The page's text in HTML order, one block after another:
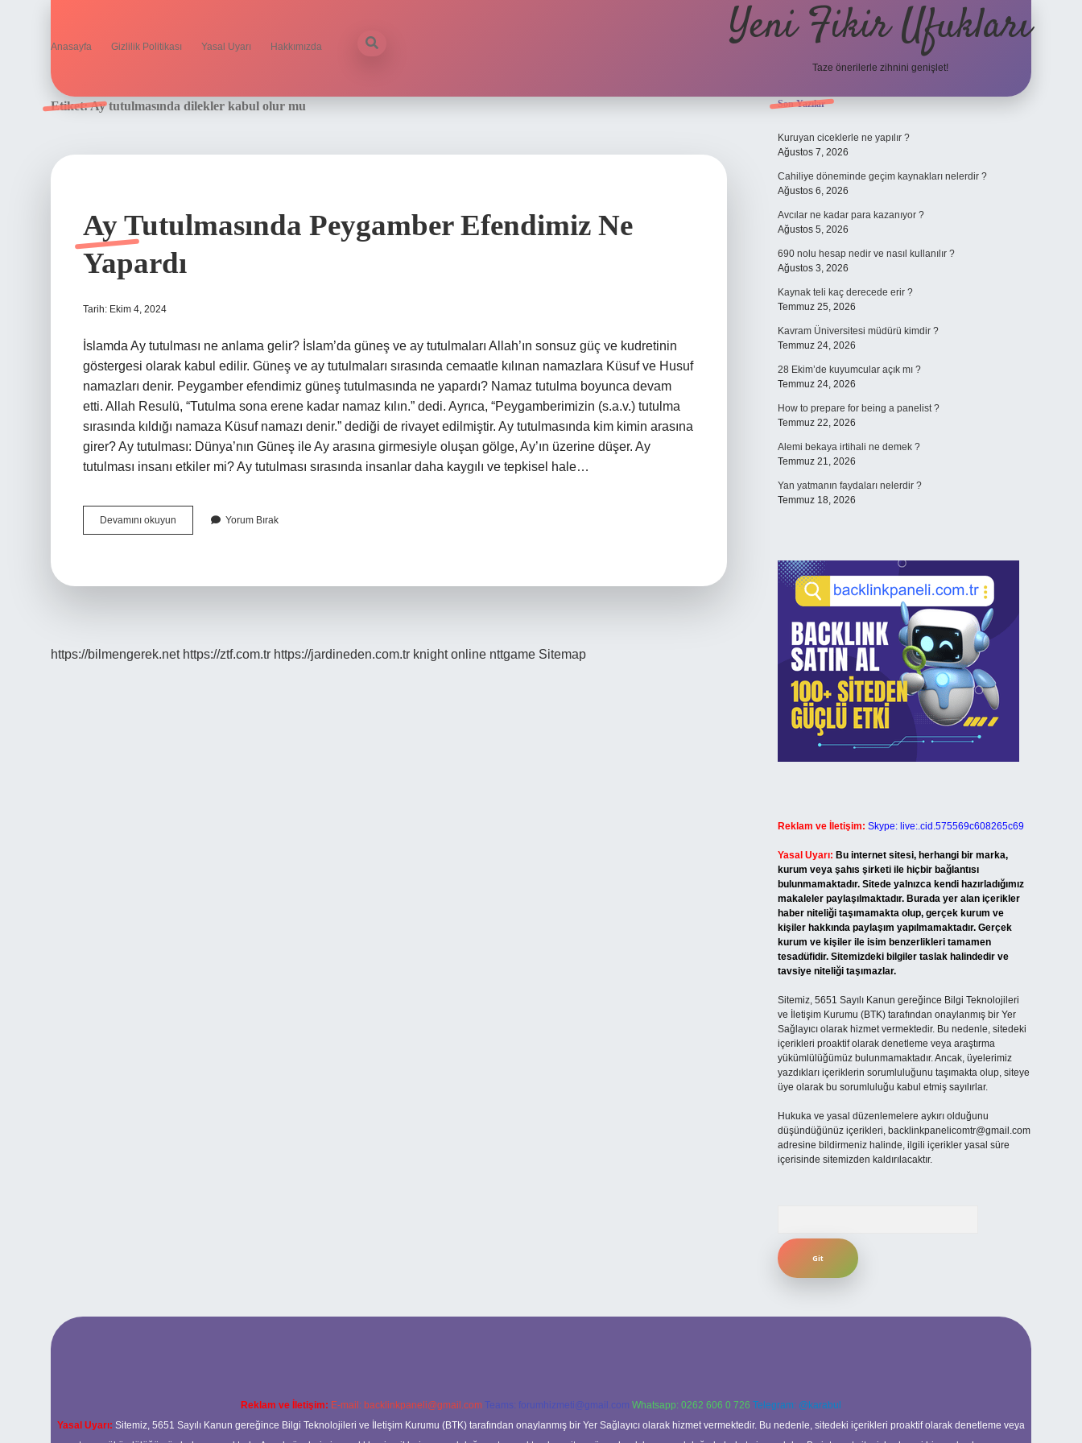
Anasayfa Gizlilik Politikası Yasal Uyarı Hakkımızda Yeni Fikir Ufukları
Taze önerilerle zihnini genişlet!
Etiket:Ay tutulmasında dilekler kabul olur mu
Ay Tutulmasında Peygamber Efendimiz Ne
Yapardı
Tarih: Ekim 4, 2024
İslamda Ay tutulması ne anlama gelir? İslam’da güneş ve ay tutulmaları Allah’ın sonsuz güç ve kudretinin
göstergesi olarak kabul edilir. Güneş ve ay tutulmaları sırasında cemaatle kılınan namazlara Küsuf ve Husuf
namazları denir. Peygamber efendimiz güneş tutulmasında ne yapardı? Namaz tutulma boyunca devam
etti. Allah Resulü, “Tutulma sona erene kadar namaz kılın.” dedi. Ayrıca, “Peygamberimizin (s.a.v.) tutulma
sırasında kıldığı namaza Küsuf namazı denir.” dediği de rivayet edilmiştir. Ay tutulmasında kim kimin arasına
girer? Ay tutulması: Dünya’nın Güneş ile Ay arasına girmesiyle oluşan gölge, Ay’ın üzerine düşer. Ay
tutulması insanı etkiler mi? Ay tutulması sırasında insanlar daha kaygılı ve tepkisel hale…
Devamını okuyun
Tutulmasında
Yorum Bırak
https://bilmengerek.net https://ztf.com.tr https://jardineden.com.tr knight online nttgame Sitemap
Sidebar
Son Yazılar
Kuruyan ciceklerle ne yapılır ?
Ağustos 7, 2026
Cahiliye döneminde geçim kaynakları nelerdir ?
Ağustos 6, 2026
Avcılar ne kadar para kazanıyor ?
Ağustos 5, 2026
690 nolu hesap nedir ve nasıl kullanılır ?
Ağustos 3, 2026
Kaynak teli kaç derecede erir ?
Temmuz 25, 2026
Kavram Üniversitesi müdürü kimdir ?
Temmuz 24, 2026
28 Ekim’de kuyumcular açık mı ?
Temmuz 24, 2026
How to prepare for being a panelist ?
Temmuz 22, 2026
Alemi bekaya irtihali ne demek ?
Temmuz 21, 2026
Yan yatmanın faydaları nelerdir ?
Temmuz 18, 2026
Reklam ve İletişim: Skype: live:.cid.575569c608265c69
Yasal Uyarı: Bu internet sitesi, herhangi bir marka,
kurum veya şahıs şirketi ile hiçbir bağlantısı
bulunmamaktadır. Sitede yalnızca kendi hazırladığımız
makaleler paylaşılmaktadır. Burada yer alan içerikler
haber niteliği taşımamakta olup, gerçek kurum ve
kişiler hakkında paylaşım yapılmamaktadır. Gerçek
kurum ve kişiler ile isim benzerlikleri tamamen
tesadüfidir. Sitemizdeki bilgiler taslak halindedir ve
tavsiye niteliği taşımazlar.
Sitemiz, 5651 Sayılı Kanun gereğince Bilgi Teknolojileri
ve İletişim Kurumu (BTK) tarafından onaylanmış bir Yer
Sağlayıcı olarak hizmet vermektedir. Bu nedenle, sitedeki
içerikleri proaktif olarak denetleme veya araştırma
yükümlülüğümüz bulunmamaktadır. Ancak, üyelerimiz
yazdıkları içeriklerin sorumluluğunu taşımakta olup, siteye
üye olarak bu sorumluluğu kabul etmiş sayılırlar.
Hukuka ve yasal düzenlemelere aykırı olduğunu
düşündüğünüz içerikleri, backlinkpanelicomtr@gmail.com
adresine bildirmeniz halinde, ilgili içerikler yasal süre
içerisinde sitemizden kaldırılacaktır.
Reklam ve İletişim: E-mail: backlinkpaneli@gmail.com Teams: forumhizmeti@gmail.com Whatsapp: 0262 606 0 726 Telegram: @karabul
Yasal Uyarı: Sitemiz, 5651 Sayılı Kanun gereğince Bilgi Teknolojileri ve İletişim Kurumu (BTK) tarafından onaylanmış bir Yer Sağlayıcı olarak hizmet vermektedir. Bu nedenle, sitedeki içerikleri proaktif olarak denetleme veya